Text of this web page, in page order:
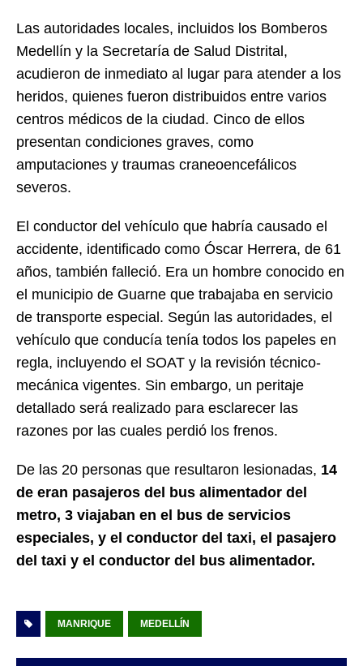
Las autoridades locales, incluidos los Bomberos
Medellín y la Secretaría de Salud Distrital,
acudieron de inmediato al lugar para atender a los
heridos, quienes fueron distribuidos entre varios
centros médicos de la ciudad. Cinco de ellos
presentan condiciones graves, como
amputaciones y traumas craneoencefálicos
severos.
El conductor del vehículo que habría causado el
accidente, identificado como Óscar Herrera, de 61
años, también falleció. Era un hombre conocido en
el municipio de Guarne que trabajaba en servicio
de transporte especial. Según las autoridades, el
vehículo que conducía tenía todos los papeles en
regla, incluyendo el SOAT y la revisión técnico-
mecánica vigentes. Sin embargo, un peritaje
detallado será realizado para esclarecer las
razones por las cuales perdió los frenos.
De las 20 personas que resultaron lesionadas, 14
de eran pasajeros del bus alimentador del
metro, 3 viajaban en el bus de servicios
especiales, y el conductor del taxi, el pasajero
del taxi y el conductor del bus alimentador.
MANRIQUE MEDELLÍN